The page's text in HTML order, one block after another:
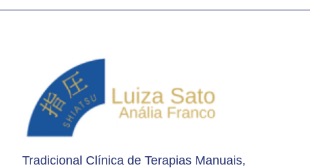
Tradicional Clínica de Terapias Manuais,